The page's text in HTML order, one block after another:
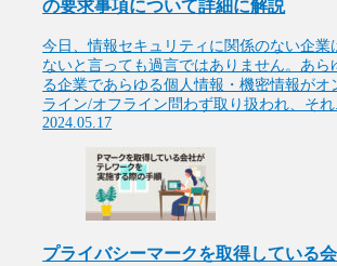
の要求事項について詳細に解説
今日、情報セキュリティに関係のない企業
ないと言っても過言ではありません。あら
る企業であらゆる個人情報・機密情報がオ
ライン/オフライン問わず取り扱われ、それ
2024.05.17
プライバシーマークを取得している